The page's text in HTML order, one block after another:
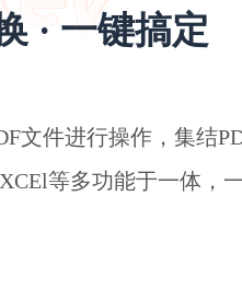
· 一键搞定
文件进行操作，集结
等多功能于一体，